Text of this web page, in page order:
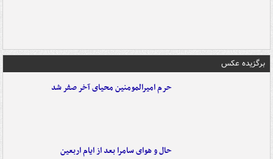
برگزیده عکس
حرم امیرالمومنین محیای آخر صفر شد
حال و هوای سامرا بعد از ایام اربعین